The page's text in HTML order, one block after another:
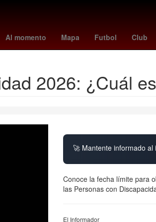
Al momento Mapa Futbol Club
Rockets Dallas Cowboys minnesota -
2026: ¿Cuál
🚀 Mantente informado
Conoce la fecha límite para
las Personas con
El Informador